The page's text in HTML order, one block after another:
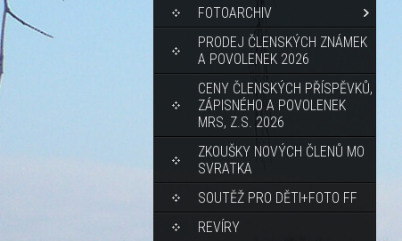
FOTOARCHIV
PRODEJ ČLENSKÝCH ZNÁMEK
A POVOLENEK 2026
CENY ČLENSKÝCH PŘÍSPĚVKŮ,
ZÁPISNÉHO A POVOLENEK
MRS, Z.S. 2026
ZKOUŠKY NOVÝCH ČLENŮ MO
SVRATKA
SOUTĚŽ PRO DĚTI+FOTO FF
REVÍRY